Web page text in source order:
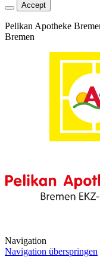
Accept
Pelikan Apotheke
Bremen
Navigation
Navigation überspringen